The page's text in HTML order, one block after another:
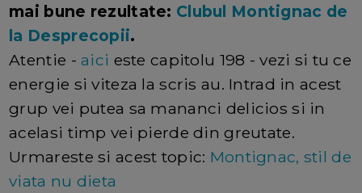
mai bune rezultate: Clubul Montignac de
la Desprecopii.
Atentie -aici este capitolu 198 - vezi si tu ce
energie si viteza la scris au. Intrad in acest
grup vei putea sa mananci delicios si in
acelasi timp vei pierde din greutate.
Urmareste si acest topic: Montignac, stil de
viata nu dieta